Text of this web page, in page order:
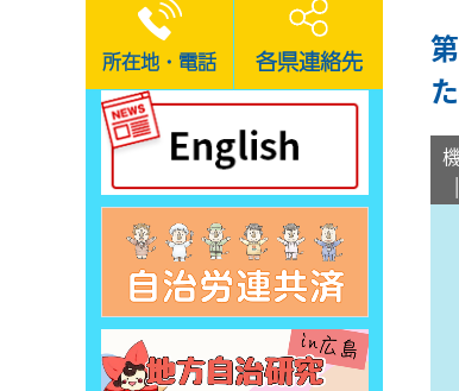
所在地・電話 各県連絡先